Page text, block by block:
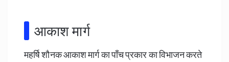
आकाश मार्ग
महर्षि शौनक आकाश मार्ग का पाँच प्रकार का विभाजन करते